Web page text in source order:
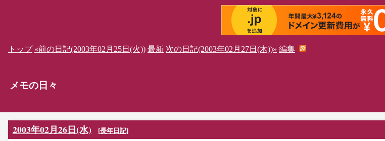
トップ «前の日記(2003年02月25日(火)) 最新 次の日記(2003年02月27日(木))» 編集
メモの日々
2003年02月26日(水) [長年日記]